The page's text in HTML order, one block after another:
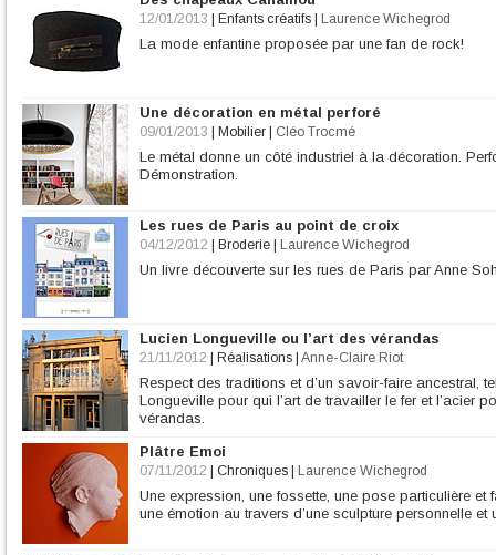
12/01/2013 Enfants créatifs Laurence Wichegrod
La mode enfantine proposée par une fan de rock!
Une décoration en métal perforé
09/01/2013 Mobilier Cléo Trocmé
Le métal donne un côté industriel à la décoration.
Démonstration.
Les rues de Paris au point de croix
04/12/2012 Broderie Laurence Wichegrod
Un livre découverte sur les rues de Paris par Anne
Lucien Longueville ou l’art des vérandas
21/11/2012 Réalisations Anne-Claire Riot
Respect des traditions et d’un savoir-faire ancestral,
Longueville pour qui l’art de travailler le fer et l’acier
vérandas.
Plâtre Emoi
07/11/2012 Chroniques Laurence Wichegrod
Une expression, une fossette, une pose particulière
une émotion au travers d’une sculpture personnelle et